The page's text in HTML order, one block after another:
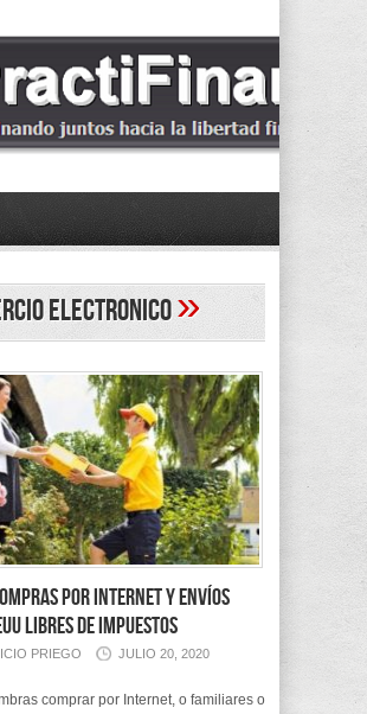
electronico»
por Internet y envíos
libres de impuestos
PRIEGO
JULIO 20, 2020
comprar por Internet, o familiares o